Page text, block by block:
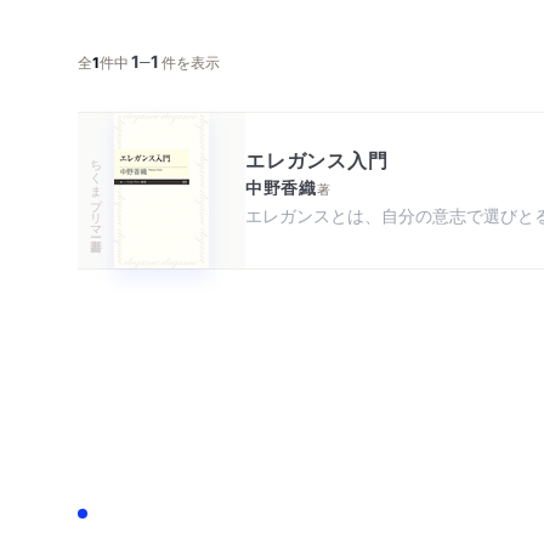
全1件中1─1件を表示
ちくまプリマー新書 エレガンス入門
中野香織著
エレガンスとは、自分の意志で選びと